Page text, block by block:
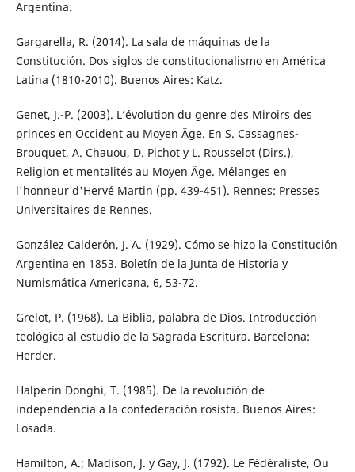
Argentina.
Gargarella, R. (2014). La sala de máquinas de la
Constitución. Dos siglos de constitucionalismo en América
Latina (1810-2010). Buenos Aires: Katz.
Genet, J.-P. (2003). L’évolution du genre des Miroirs des
princes en Occident au Moyen Âge. En S. Cassagnes-
Brouquet, A. Chauou, D. Pichot y L. Rousselot (Dirs.),
Religion et mentalités au Moyen Âge. Mélanges en
l'honneur d'Hervé Martin (pp. 439-451). Rennes: Presses
Universitaires de Rennes.
González Calderón, J. A. (1929). Cómo se hizo la Constitución
Argentina en 1853. Boletín de la Junta de Historia y
Numismática Americana, 6, 53-72.
Grelot, P. (1968). La Biblia, palabra de Dios. Introducción
teológica al estudio de la Sagrada Escritura. Barcelona:
Herder.
Halperín Donghi, T. (1985). De la revolución de
independencia a la confederación rosista. Buenos Aires:
Losada.
Hamilton, A.; Madison, J. y Gay, J. (1792). Le Fédéraliste, Ou